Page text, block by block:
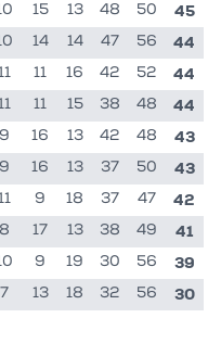
15 13 48 50 45
14 14 47 56 44
11 16 42 52 44
11 15 38 48 44
9 16 13 42 48 43
9 16 13 37 50 43
9 18 37 47 42
8 17 13 38 49 41
9 19 30 56 39
7 13 18 32 56 30